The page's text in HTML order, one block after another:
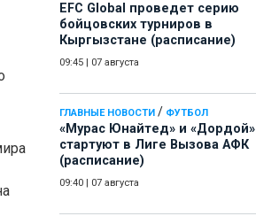
EFC Global проведет серию
бойцовских турниров в
Кыргызстане (расписание)
09:45 07 августа
ГЛАВНЫЕ НОВОСТИ / ФУТБОЛ
«Мурас Юнайтед» и «Дордой»
стартуют в Лиге Вызова АФК
(расписание)
09:40 07 августа